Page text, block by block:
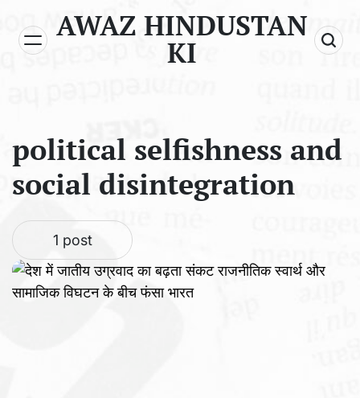
content
AWAZ HINDUSTAN
KI
political selfishness and
social disintegration
1 post